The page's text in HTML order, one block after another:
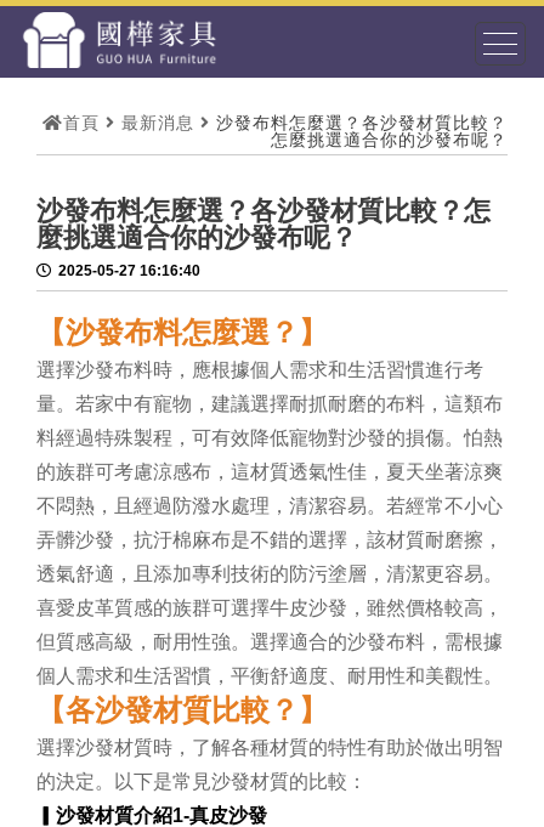
首頁 最新消息
沙發布料怎麼選？各沙發材質比較？
怎麼挑選適合你的沙發布呢？
沙發布料怎麼選？各沙發材質比較？怎
麼挑選適合你的沙發布呢？
2025-05-27 16:16:40
【沙發布料怎麼選？】
選擇沙發布料時，應根據個人需求和生活習慣進行考
量。若家中有寵物，建議選擇耐抓耐磨的布料，這類布
料經過特殊製程，可有效降低寵物對沙發的損傷。怕熱
的族群可考慮涼感布，這材質透氣性佳，夏天坐著涼爽
不悶熱，且經過防潑水處理，清潔容易。若經常不小心
弄髒沙發，抗汙棉麻布是不錯的選擇，該材質耐磨擦，
透氣舒適，且添加專利技術的防污塗層，清潔更容易。
喜愛皮革質感的族群可選擇牛皮沙發，雖然價格較高，
但質感高級，耐用性強。選擇適合的沙發布料，需根據
個人需求和生活習慣，平衡舒適度、耐用性和美觀性。
【各沙發材質比較？】
選擇沙發材質時，了解各種材質的特性有助於做出明智
的決定。以下是常見沙發材質的比較：
▎沙發材質介紹1-真皮沙發